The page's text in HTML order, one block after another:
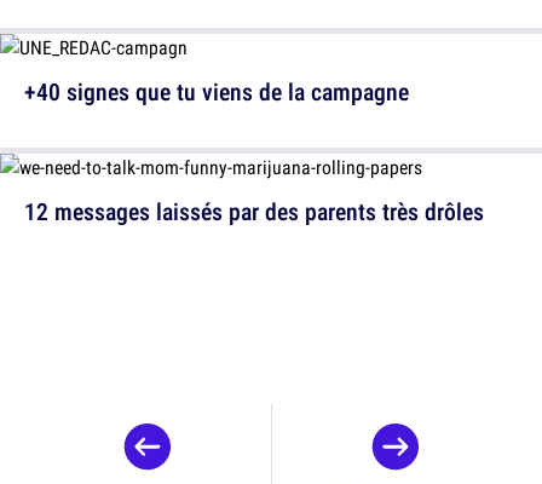
12 messages laissés par des parents très drôles
+40 signes que tu viens de la campagne